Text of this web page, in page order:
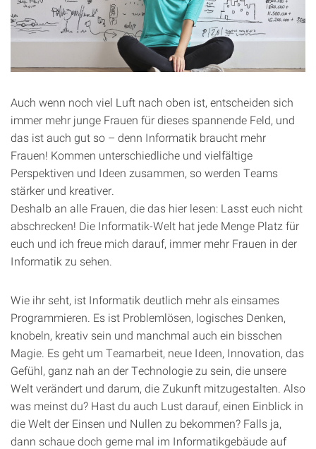
Auch wenn noch viel Luft nach oben ist, entscheiden sich
immer mehr junge Frauen für dieses spannende Feld, und
das ist auch gut so – denn Informatik braucht mehr
Frauen! Kommen unterschiedliche und vielfältige
Perspektiven und Ideen zusammen, so werden Teams
stärker und kreativer.
Deshalb an alle Frauen, die das hier lesen: Lasst euch nicht
abschrecken! Die Informatik-Welt hat jede Menge Platz für
euch und ich freue mich darauf, immer mehr Frauen in der
Informatik zu sehen.
Wie ihr seht, ist Informatik deutlich mehr als einsames
Programmieren. Es ist Problemlösen, logisches Denken,
knobeln, kreativ sein und manchmal auch ein bisschen
Magie. Es geht um Teamarbeit, neue Ideen, Innovation, das
Gefühl, ganz nah an der Technologie zu sein, die unsere
Welt verändert und darum, die Zukunft mitzugestalten. Also
was meinst du? Hast du auch Lust darauf, einen Einblick in
die Welt der Einsen und Nullen zu bekommen? Falls ja,
dann schaue doch gerne mal im Informatikgebäude auf